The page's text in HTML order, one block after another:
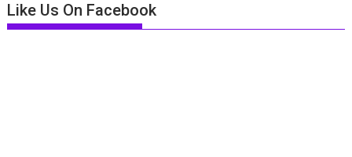
Like Us On Facebook